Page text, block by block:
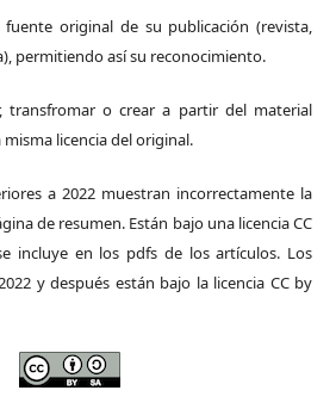
original de su publicación (revista,
permitiendo así su reconocimiento.
transfromar o crear a partir del material
licencia del original.
a 2022 muestran incorrectamente la
de resumen. Están bajo una licencia CC
incluye en los pdfs de los artículos. Los
y después están bajo la licencia CC by